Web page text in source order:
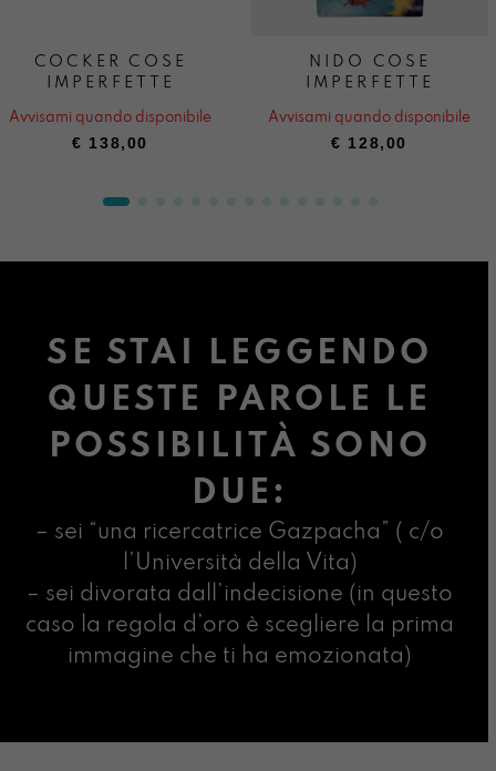
COCKER COSE
IMPERFETTE
Avvisami quando disponibile
€ 138,00
NIDO COSE
IMPERFETTE
Avvisami quando disponibile
€ 128,00
SE STAI LEGGENDO
QUESTE PAROLE LE
POSSIBILITÀ SONO
DUE:
– sei “una ricercatrice Gazpacha” ( c/o
l’Università della Vita)
– sei divorata dall’indecisione (in questo
caso la regola d’oro è scegliere la prima
immagine che ti ha emozionata)